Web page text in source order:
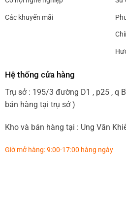
Các khuyến mãi
Hệ thống cửa hàng
Trụ sở : 195/3 đường D1 , p25 , q
bán hàng tại trụ sở )
Kho và bán hàng tại : Ung Văn
Giờ mở hàng: 9:00-17:00 hàng ngày